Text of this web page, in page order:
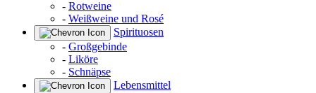
- Rotweine
- Weißweine und Rosé
Spirituosen
- Großgebinde
- Liköre
- Schnäpse
Lebensmittel